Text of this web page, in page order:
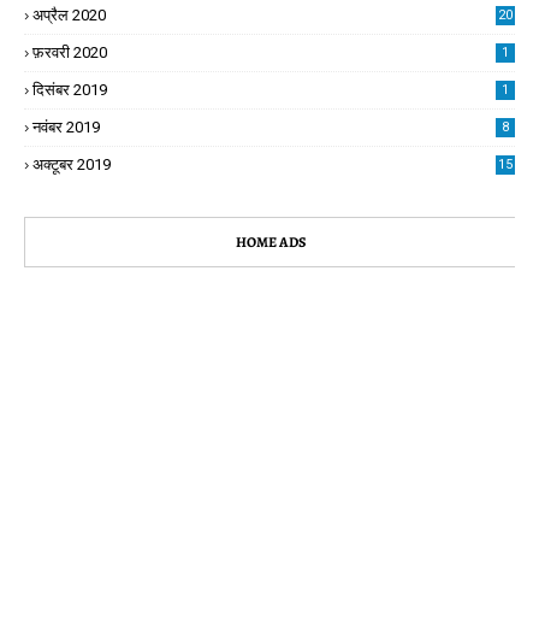
अप्रैल 2020 20
फ़रवरी 2020 1
दिसंबर 2019 1
नवंबर 2019 8
अक्टूबर 2019 15
HOME ADS